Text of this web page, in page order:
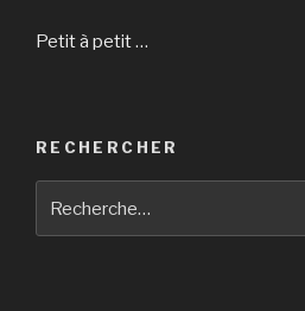
Petit à petit …
RECHERCHER
pour